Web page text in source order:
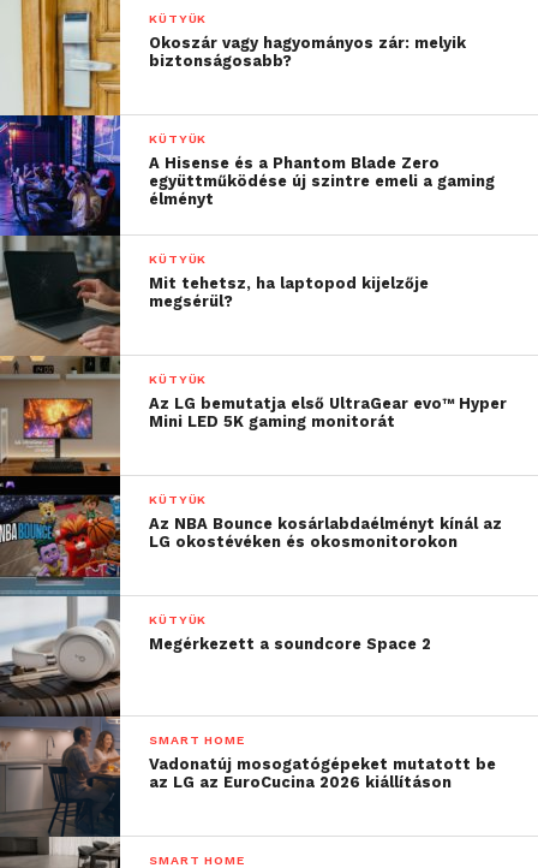
KÜTYÜK
Okoszár vagy hagyományos zár: melyik
biztonságosabb?
KÜTYÜK
A Hisense és a Phantom Blade Zero
együttműködése új szintre emeli a gaming
élményt
KÜTYÜK
Mit tehetsz, ha laptopod kijelzője
megsérül?
KÜTYÜK
Az LG bemutatja első UltraGear evo™ Hyper
Mini LED 5K gaming monitorát
KÜTYÜK
Az NBA Bounce kosárlabdaélményt kínál az
LG okostévéken és okosmonitorokon
KÜTYÜK
Megérkezett a soundcore Space 2
SMART HOME
Vadonatúj mosogatógépeket mutatott be
az LG az EuroCucina 2026 kiállításon
SMART HOME